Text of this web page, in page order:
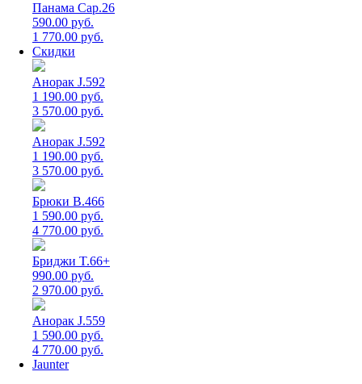
Панама Cap.26
590.00 руб.
1 770.00 руб.
Скидки
Анорак J.592
1 190.00 руб.
3 570.00 руб.
Анорак J.592
1 190.00 руб.
3 570.00 руб.
Брюки B.466
1 590.00 руб.
4 770.00 руб.
Бриджи T.66+
990.00 руб.
2 970.00 руб.
Анорак J.559
1 590.00 руб.
4 770.00 руб.
Jaunter